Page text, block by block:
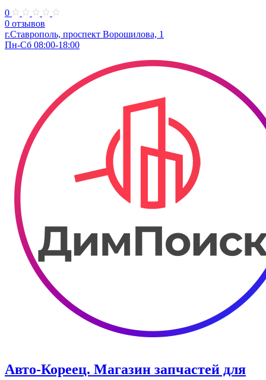
0
0 отзывов
г.Ставрополь, проспект Ворошилова, 1
Пн-Сб 08:00-18:00
Авто-Кореец. Магазин запчастей для